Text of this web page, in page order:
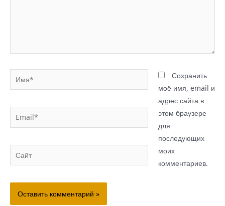
Email*
Сохранить
моё имя, email и
адрес сайта в
этом браузере
для
последующих
моих
комментариев.